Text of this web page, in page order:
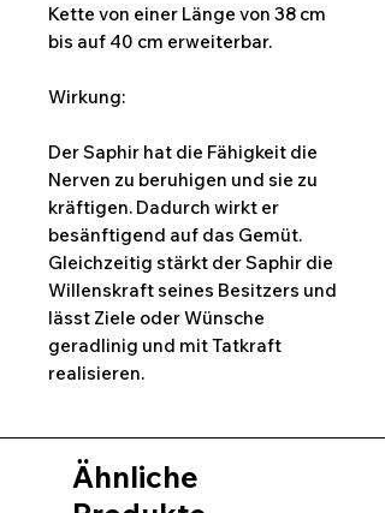
Kette von einer Länge von 38 cm
bis auf 40 cm erweiterbar.
Wirkung:
Der Saphir hat die Fähigkeit die
Nerven zu beruhigen und sie zu
kräftigen. Dadurch wirkt er
besänftigend auf das Gemüt.
Gleichzeitig stärkt der Saphir die
Willenskraft seines Besitzers und
lässt Ziele oder Wünsche
geradlinig und mit Tatkraft
realisieren.
Ähnliche